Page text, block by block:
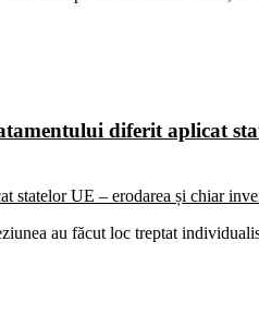
diferit aplicat
au făcut loc treptat